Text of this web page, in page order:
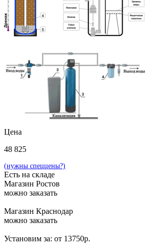
Цена
48 825
(нужны спеццены?)
Есть на складе
Магазин Ростов
можно заказать
Магазин Краснодар
можно заказать
Установим за: от 13750р.